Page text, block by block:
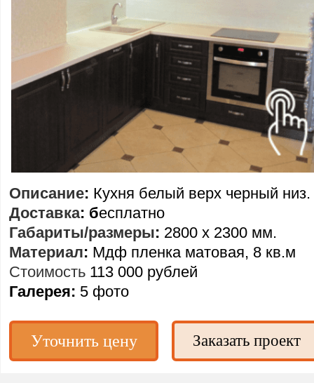
Описание: Кухня белый верх черный низ.
Доставка: бесплатно
Габариты/размеры: 2800 х 2300 мм.
Материал: Мдф пленка матовая, 8 кв.м
Стоимость 113 000 рублей
Галерея: 5 фото
Уточнить цену Заказать проект